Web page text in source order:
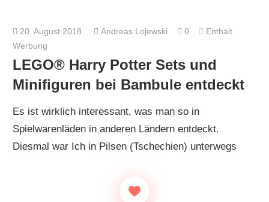
20. August 2018 Andreas Lojewski 0
Enthält
Werbung
LEGO® Harry Potter Sets und
Minifiguren bei Bambule entdeckt
Es ist wirklich interessant, was man so in
Spielwarenläden in anderen Ländern entdeckt.
Diesmal war Ich in Pilsen (Tschechien) unterwegs